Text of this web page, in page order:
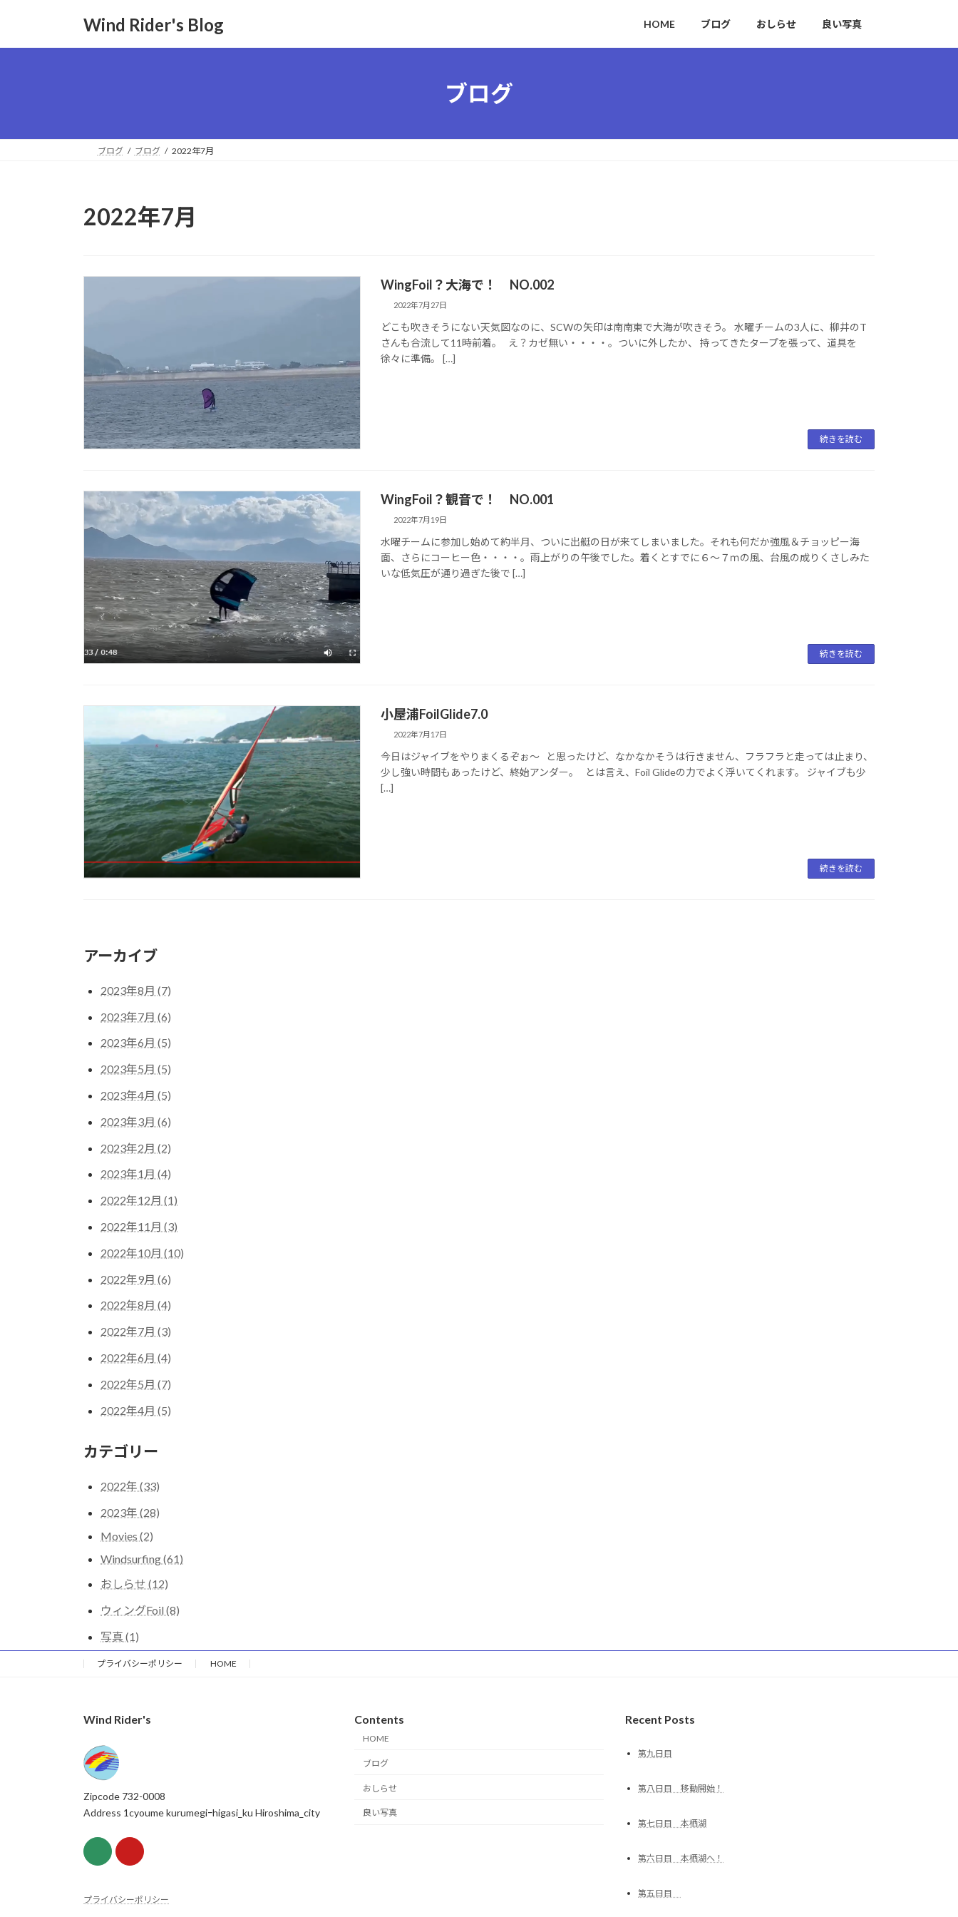
Wind Rider's Blog HOME ブログ おしらせ 良い写真
ブログ
ブログ ブログ 2022年7月
2022年7月
WingFoil？大海で！ NO.002
2022年7月27日
どこも吹きそうにない天気図なのに、SCWの矢印は南南東で大海が吹きそう。 水曜チームの3人に、柳井のT
さんも合流して11時前着。 え？カゼ無い・・・・。ついに外したか、 持ってきたタープを張って、道具を
徐々に準備。 […]
続きを読む
WingFoil？観音で！ NO.001
2022年7月19日
水曜チームに参加し始めて約半月、ついに出艇の日が来てしまいました。それも何だか強風＆チョッピー海
面、さらにコーヒー色・・・・。雨上がりの午後でした。着くとすでに６～７ｍの風、台風の成りくさしみた
いな低気圧が通り過ぎた後で […]
続きを読む
小屋浦FoilGlide7.0
2022年7月17日
今日はジャイブをやりまくるぞぉ〜 と思ったけど、なかなかそうは行きません、フラフラと走っては止まり、
少し強い時間もあったけど、終始アンダー。 とは言え、Foil Glideの力でよく浮いてくれます。 ジャイブも少
[…]
続きを読む
アーカイブ
2023年8月 (7)
2023年7月 (6)
2023年6月 (5)
2023年5月 (5)
2023年4月 (5)
2023年3月 (6)
2023年2月 (2)
2023年1月 (4)
2022年12月 (1)
2022年11月 (3)
2022年10月 (10)
2022年9月 (6)
2022年8月 (4)
2022年7月 (3)
2022年6月 (4)
2022年5月 (7)
2022年4月 (5)
カテゴリー
2022年 (33)
2023年 (28)
Movies (2)
Windsurfing (61)
おしらせ (12)
ウィングFoil (8)
写真 (1)
プライバシーポリシー HOME
Wind Rider's
Zipcode 732-0008
Address 1cyoume kurumegiｰhigasi_ku Hiroshima_city
プライバシーポリシー
Contents
HOME
ブログ
おしらせ
良い写真
Recent Posts
第九日目
第八日目 移動開始！
第七日目 本栖湖
第六日目 本栖湖へ！
第五日目